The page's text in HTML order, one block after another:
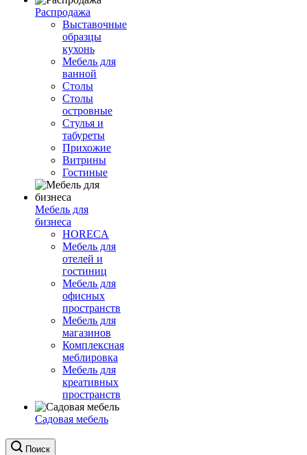
Распродажа
Выставочные
образцы
кухонь
Мебель для
ванной
Столы
Столы
островные
Стулья и
табуреты
Прихожие
Витрины
Гостиные
Мебель для
бизнеса
HORECA
Мебель для
отелей и
гостиниц
Мебель для
офисных
пространств
Мебель для
магазинов
Комплексная
меблировка
Мебель для
креативных
пространств
Садовая мебель
Поиск